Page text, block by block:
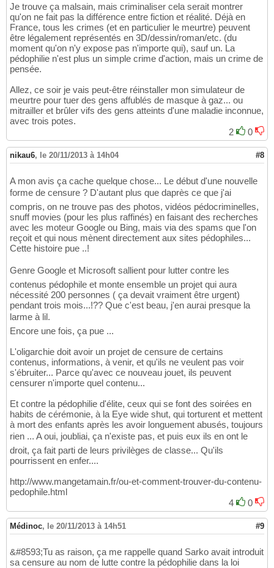
Je trouve ça malsain, mais criminaliser cela serait montrer
qu'on ne fait pas la différence entre fiction et réalité. Déjà en
France, tous les crimes (et en particulier le meurtre) peuvent
être légalement représentés en 3D/dessin/roman/etc. (du
moment qu'on n'y expose pas n'importe qui), sauf un. La
pédophilie n'est plus un simple crime d'action, mais un crime de
pensée.
Allez, ce soir je vais peut-être réinstaller mon simulateur de
meurtre pour tuer des gens affublés de masque à gaz... ou
mitrailler et brûler vifs des gens atteints d'une maladie inconnue,
avec trois potes.
2
0
nikau6, le 20/11/2013 à 14h04 #8
A mon avis ça cache quelque chose... Le début d'une nouvelle
forme de censure ? D'autant plus que daprès ce que j'ai
compris, on ne trouve pas des photos, vidéos pédocriminelles,
snuff movies (pour les plus raffinés) en faisant des recherches
avec les moteur Google ou Bing, mais via des spams que l'on
reçoit et qui nous mènent directement aux sites pédophiles...
Cette histoire pue ..!
Genre Google et Microsoft sallient pour lutter contre les
contenus pédophile et monte ensemble un projet qui aura
nécessité 200 personnes ( ça devait vraiment être urgent)
pendant trois mois...!?? Que c'est beau, j'en aurai presque la
larme à lil.
Encore une fois, ça pue ...
L'oligarchie doit avoir un projet de censure de certains
contenus, informations, à venir, et qu'ils ne veulent pas voir
s'ébruiter... Parce qu'avec ce nouveau jouet, ils peuvent
censurer n'importe quel contenu...
Et contre la pédophilie d'élite, ceux qui se font des soirées en
habits de cérémonie, à la Eye wide shut, qui torturent et mettent
à mort des enfants après les avoir longuement abusés, toujours
rien ... A oui, joubliai, ça n'existe pas, et puis eux ils en ont le
droit, ça fait parti de leurs privilèges de classe... Qu'ils
pourrissent en enfer....
http://www.mangetamain.fr/ou-et-comment-trouver-du-contenu-
pedophile.html
4
0
Médinoc, le 20/11/2013 à 14h51 #9
&#8593;Tu as raison, ça me rappelle quand Sarko avait introduit
sa censure au nom de lutte contre la pédophilie dans la loi